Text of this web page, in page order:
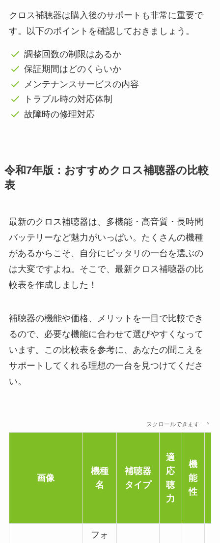
クロス補聴器は購入後のサポートも非常に重要で
す。以下のポイントを確認しておきましょう。
調整回数の制限はあるか
保証期間はどのくらいか
メンテナンスサービスの内容
トラブル時の対応体制
故障時の修理対応
令和7年版：おすすめクロス補聴器の比較
表
最新のクロス補聴器は、多機能・高音質・長時間
バッテリーなど魅力がいっぱい。たくさんの機種
があるからこそ、自分にピッタリの一台を選ぶの
は大変ですよね。そこで、最新クロス補聴器の比
較表を作成しました！
補聴器の機能や価格、メリットを一目で比較でき
るので、必要な機能に合わせて選びやすくなって
います。この比較表を参考に、あなたの聞こえを
サポートしてくれる理想の一台を見つけてくださ
い。
スクロールできます
画像
機種
名
補聴器
タイプ
適
応
聴
力
機
能
性
フォ